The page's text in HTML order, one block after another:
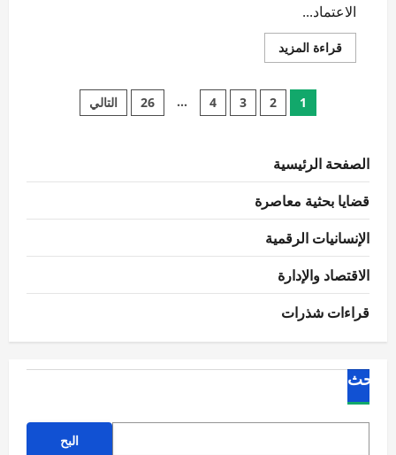
الاعتماد...
قراءة المزيد
المزيد
كفاءة
الشبكات
الكهربائية
الذكاء
الاصطناعي:
مراجعة
لأحدث
الاتجاهات
البحثية
تعدد
المقالات
1
2
3
4
…
26 التالي
الصفحة الرئيسية
قضايا بحثية معاصرة
الإنسانيات الرقمية
الاقتصاد والإدارة
قراءات شذرات
البحث
البح